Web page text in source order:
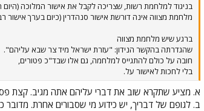
בניגוד למלחמת רשות, שצריכה לקבל את אישור המלוכה
מלחמת מצווה אינה דורשת אישור סנהדרין (כיום בערך אישור
ברגע שיש מלחמת מצווה
שהגדרתה בהקשר הנידון: "עזרת ישראל מיד צר שבא עליהם".
חובה על כולם להתגייס למלחמה, גם אלו שבד"כ פטורים,
בלי לחכות לאישור על.
א. מציע שתקרא שוב את דברי עליהם אתה מגיב. קצת
ב. לגופם של דבריך, יש כידוע מי שסבורים אחרת. מדובר